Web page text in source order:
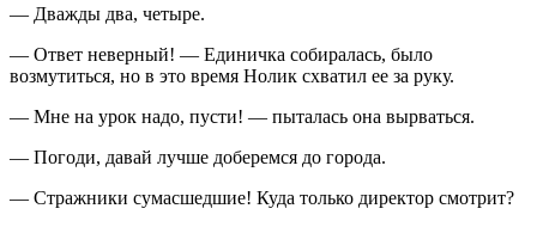
— Дважды два, четыре.
— Ответ неверный! — Единичка собиралась, было
возмутиться, но в это время Нолик схватил ее за руку.
— Мне на урок надо, пусти! — пыталась она вырваться.
— Погоди, давай лучше доберемся до города.
— Стражники сумасшедшие! Куда только директор смотрит?